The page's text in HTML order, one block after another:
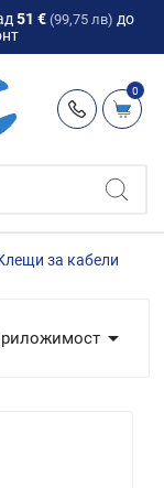
51 € (99,75 лв) до
0
за кабели
